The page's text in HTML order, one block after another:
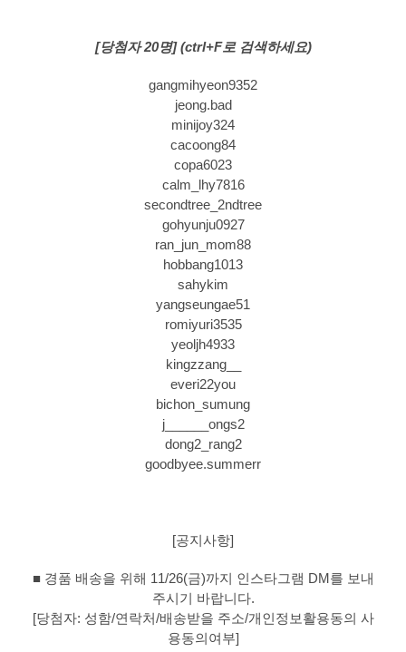
[당첨자 20명] (ctrl+F로 검색하세요)
gangmihyeon9352
jeong.bad
minijoy324
cacoong84
copa6023
calm_lhy7816
secondtree_2ndtree
gohyunju0927
ran_jun_mom88
hobbang1013
sahykim
yangseungae51
romiyuri3535
yeoljh4933
kingzzang__
everi22you
bichon_sumung
j______ongs2
dong2_rang2
goodbyee.summerr
[공지사항]
■ 경품 배송을 위해 11/26(금)까지 인스타그램 DM를 보내
주시기 바랍니다.
[당첨자: 성함/연락처/배송받을 주소/개인정보활용동의 사
용동의여부]